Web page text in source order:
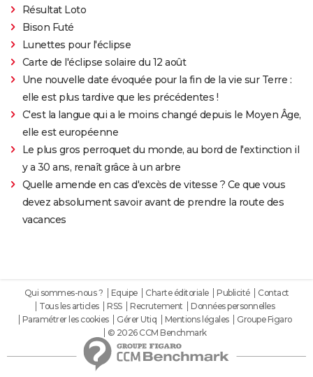
Résultat Loto
Bison Futé
Lunettes pour l'éclipse
Carte de l'éclipse solaire du 12 août
Une nouvelle date évoquée pour la fin de la vie sur Terre :
elle est plus tardive que les précédentes !
C'est la langue qui a le moins changé depuis le Moyen Âge,
elle est européenne
Le plus gros perroquet du monde, au bord de l'extinction il
y a 30 ans, renaît grâce à un arbre
Quelle amende en cas d'excès de vitesse ? Ce que vous
devez absolument savoir avant de prendre la route des
vacances
Qui sommes-nous ? Equipe Charte éditoriale Publicité
Contact
Tous les articles
RSS Recrutement
Données personnelles
Paramétrer les cookies
Gérer Utiq Mentions légales
Groupe Figaro
© 2026 CCM Benchmark